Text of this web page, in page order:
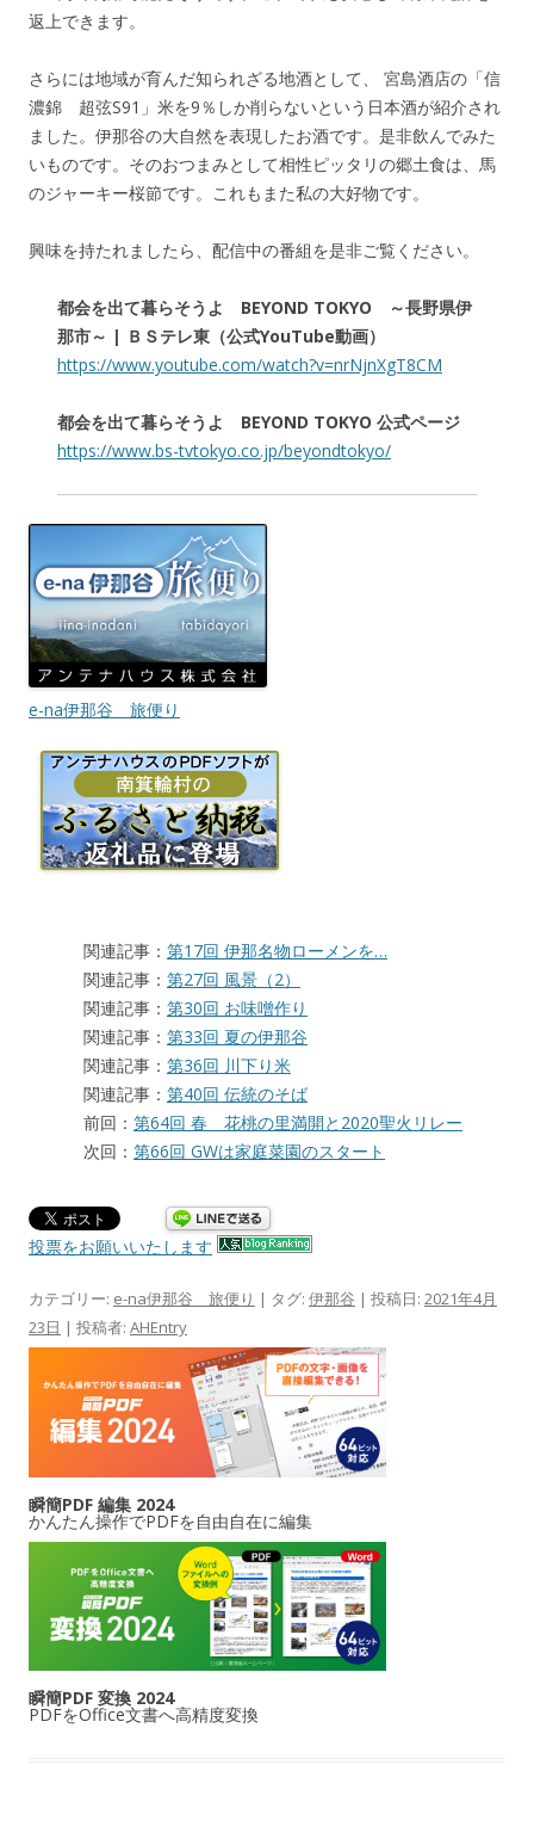
返上できます。
さらには地域が育んだ知られざる地酒として、 宮島酒店の「信
濃錦 超弦S91」米を9％しか削らないという日本酒が紹介され
ました。伊那谷の大自然を表現したお酒です。是非飲んでみた
いものです。そのおつまみとして相性ピッタリの郷土食は、馬
のジャーキー桜節です。これもまた私の大好物です。
興味を持たれましたら、配信中の番組を是非ご覧ください。
都会を出て暮らそうよ BEYOND TOKYO ～長野県伊
那市～ | ＢＳテレ東（公式YouTube動画）
https://www.youtube.com/watch?v=nrNjnXgT8CM
都会を出て暮らそうよ BEYOND TOKYO 公式ページ
https://www.bs-tvtokyo.co.jp/beyondtokyo/
e-na伊那谷 旅便り
関連記事： 第17回 伊那名物ローメンを…
関連記事： 第27回 風景（2）
関連記事： 第30回 お味噌作り
関連記事： 第33回 夏の伊那谷
関連記事： 第36回 川下り米
関連記事： 第40回 伝統のそば
前回： 第64回 春 花桃の里満開と2020聖火リレー
次回： 第66回 GWは家庭菜園のスタート
投票をお願いいたします
カテゴリー: e-na伊那谷 旅便り | タグ: 伊那谷 | 投稿日: 2021年4月
23日 | 投稿者: AHEntry
瞬簡PDF 編集 2024
かんたん操作でPDFを自由自在に編集
瞬簡PDF 変換 2024
PDFをOffice文書へ高精度変換